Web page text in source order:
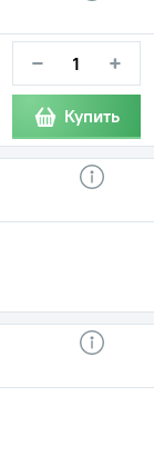
− +
Купить